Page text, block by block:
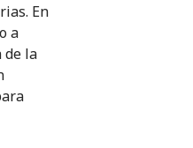
En
a
de la